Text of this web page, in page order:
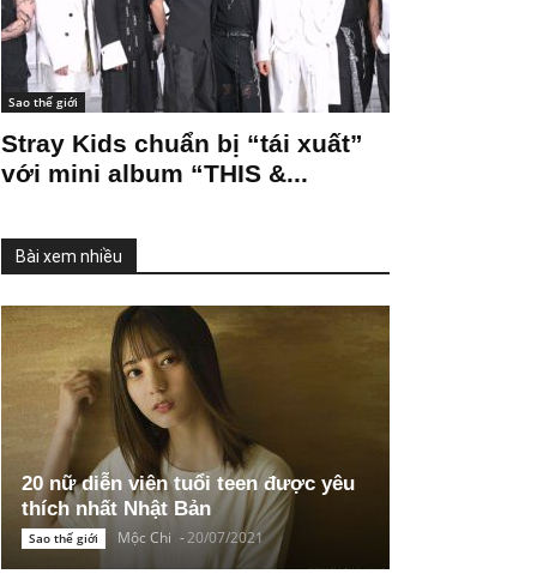
Sao thế giới
Stray Kids chuẩn bị “tái xuất”
với mini album “THIS &...
Bài xem nhiều
20 nữ diễn viên tuổi teen được yêu
thích nhất Nhật Bản
Sao thế giới Mộc Chi -20/07/2021